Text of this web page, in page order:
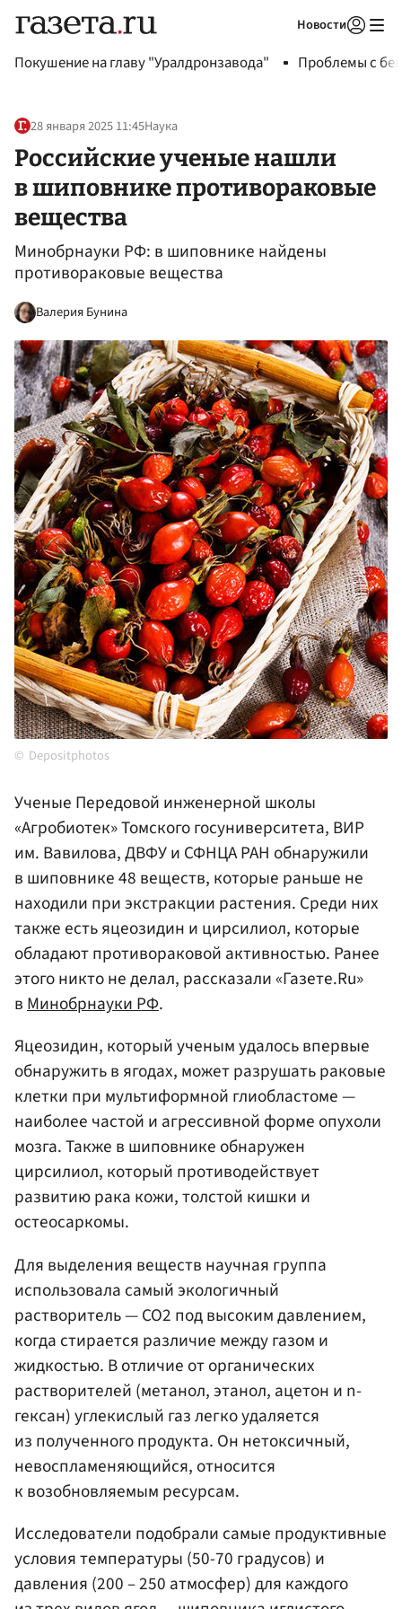
Новости
Покушение на главу "Уралдронзавода" Проблемы с
28 января 2025 11:45Наука
Российские ученые нашли
в шиповнике противораковые
вещества
Минобрнауки РФ: в шиповнике найдены
противораковые вещества
Валерия Бунина
Depositphotos
Ученые Передовой инженерной школы
«Агробиотек» Томского госуниверситета, ВИР
им. Вавилова, ДВФУ и СФНЦА РАН обнаружили
в шиповнике 48 веществ, которые раньше не
находили при экстракции растения. Среди них
также есть яцеозидин и цирсилиол, которые
обладают противораковой активностью. Ранее
этого никто не делал, рассказали «Газете.Ru»
вМинобрнауки РФ.
Яцеозидин, который ученым удалось впервые
обнаружить в ягодах, может разрушать раковые
клетки при мультиформной глиобластоме —
наиболее частой и агрессивной форме опухоли
мозга. Также в шиповнике обнаружен
цирсилиол, который противодействует
развитию рака кожи, толстой кишки и
остеосаркомы.
Для выделения веществ научная группа
использовала самый экологичный
растворитель — CO2 под высоким давлением,
когда стирается различие между газом и
жидкостью. В отличие от органических
растворителей (метанол, этанол, ацетон и n-
гексан) углекислый газ легко удаляется
из полученного продукта. Он нетоксичный,
невоспламеняющийся, относится
к возобновляемым ресурсам.
Исследователи подобрали самые продуктивные
условия температуры (50-70 градусов) и
давления (200 – 250 атмосфер) для каждого